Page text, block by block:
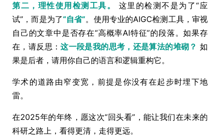
第二，理性使用检测工具。
这里的检测不是为了“应
试”，而是为了“自省”。使用专业的AIGC检测工具，审视
自己的文章中是否存在“高概率AI特征”的段落。如果存
在，请反思：这一段是我的思考，还是算法的堆砌？ 如
果是后者，请用你自己的语言和逻辑重构它。
学术的道路由窄变宽，前提是你没有在起步时埋下地
雷。
在2025年的年终，愿这次“回头看”，能让我们在未来的
科研之路上，看得更清，走得更远。